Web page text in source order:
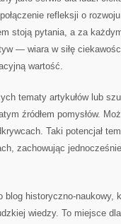
refleksji o
stoją pytania, a za
— wiara w siłę
wartość.
tematy artykułów lub
źródłem pomysłów.
Taki potencjał
zachowując
blog historyczno-naukowy,
wiedzy. To miejsce